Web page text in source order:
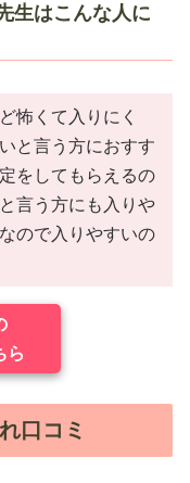
生はこんな人に
怖くて入りにく
と言う方におすす
をしてもらえるの
言う方にも入りや
ので入りやすいの
ら
口コミ